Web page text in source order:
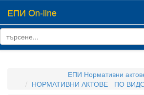
ЕПИ On-line
ЕПИ Нормативни
НОРМАТИВНИ АКТОВЕ - ПО